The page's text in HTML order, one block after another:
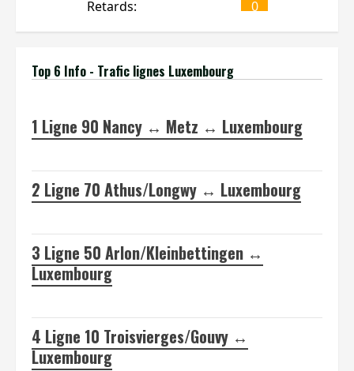
Top 6 Info - Trafic lignes Luxembourg
1 Ligne 90 Nancy ↔ Metz ↔ Luxembourg
2 Ligne 70 Athus/Longwy ↔ Luxembourg
3 Ligne 50 Arlon/Kleinbettingen ↔
Luxembourg
4 Ligne 10 Troisvierges/Gouvy ↔
Luxembourg